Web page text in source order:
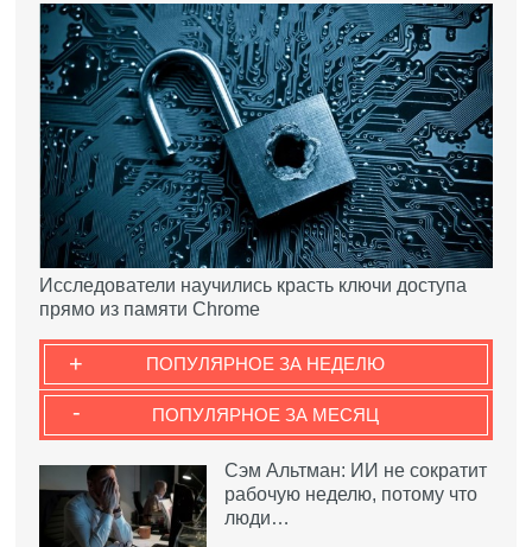
Исследователи научились красть ключи доступа
прямо из памяти Chrome
ПОПУЛЯРНОЕ ЗА НЕДЕЛЮ
+
ПОПУЛЯРНОЕ ЗА МЕСЯЦ
-
Сэм Альтман: ИИ не сократит
рабочую неделю, потому что
люди…